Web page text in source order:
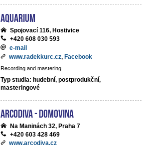
Aquarium
Spojovací 116, Hostivice
+420 608 030 593
e-mail
www.radekkurc.cz, Facebook
Recording and mastering
Typ studia: hudební, postprodukční,
masteringové
ArcoDiva - Domovina
Na Maninách 32, Praha 7
+420 603 428 469
www.arcodiva.cz